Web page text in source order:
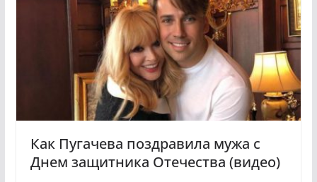
n
i
m
Как Пугачева поздравила мужа с
Днем защитника Отечества (видео)